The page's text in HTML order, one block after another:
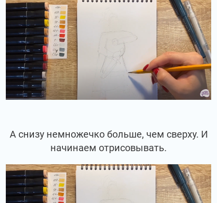
А снизу немножечко больше, чем сверху. И
начинаем отрисовывать.